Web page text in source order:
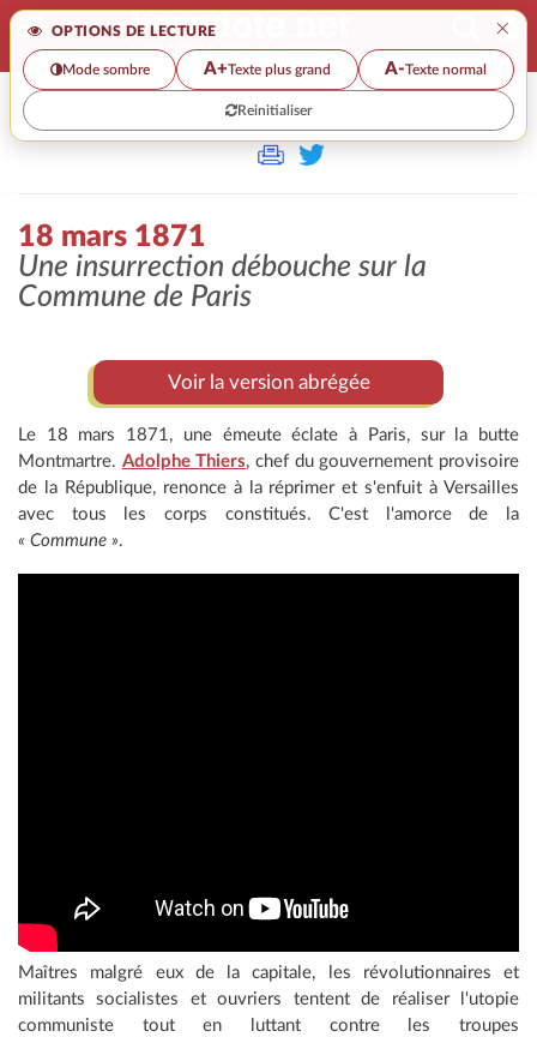
OPTIONS DE LECTURE ×
Mode sombre A+Texte plus grand A-Texte normal
Reinitialiser
>
18 mars 1871
Une insurrection débouche sur la
Commune de Paris
Voir la version abrégée
Le 18 mars 1871, une émeute éclate à Paris, sur la butte
Montmartre. Adolphe Thiers, chef du gouvernement provisoire
de la République, renonce à la réprimer et s'enfuit à Versailles
avec tous les corps constitués. C'est l'amorce de la
« Commune ».
Maîtres malgré eux de la capitale, les révolutionnaires et
militants socialistes et ouvriers tentent de réaliser l'utopie
communiste tout en luttant contre les troupes